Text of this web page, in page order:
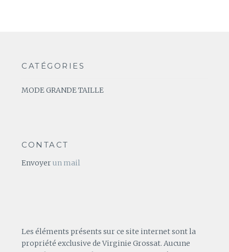
CATÉGORIES
MODE GRANDE TAILLE
CONTACT
Envoyerun mail
Les éléments présents sur ce site internet sont la
propriété exclusive de Virginie Grossat. Aucune